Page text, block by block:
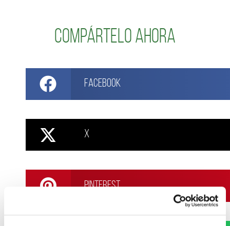
Compártelo ahora
Facebook
X
Pinterest